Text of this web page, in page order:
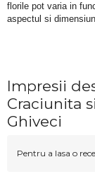
florile pot varia in
aspectul si
Impresii
Craciunita
Ghiveci
Pentru a lasa o